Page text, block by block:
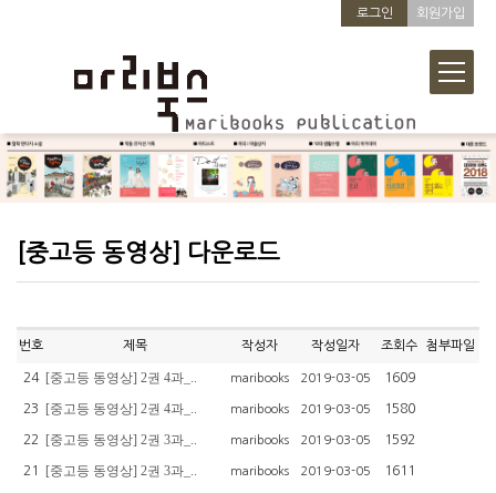
로그인 회원가입
[중고등 동영상] 다운로드
번호 제목 작성자 작성일자 조회수 첨부파일
24 [중고등 동영상] 2권 4과_.. maribooks 2019-03-05 1609
23 [중고등 동영상] 2권 4과_.. maribooks 2019-03-05 1580
22 [중고등 동영상] 2권 3과_.. maribooks 2019-03-05 1592
21 [중고등 동영상] 2권 3과_.. maribooks 2019-03-05 1611